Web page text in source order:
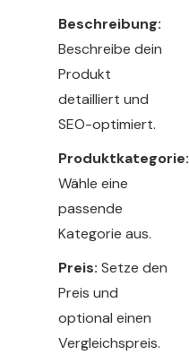
Beschreibung:
Beschreibe dein
Produkt
detailliert und
SEO-optimiert.
Produktkategorie:
Wähle eine
passende
Kategorie aus.
Preis: Setze den
Preis und
optional einen
Vergleichspreis.